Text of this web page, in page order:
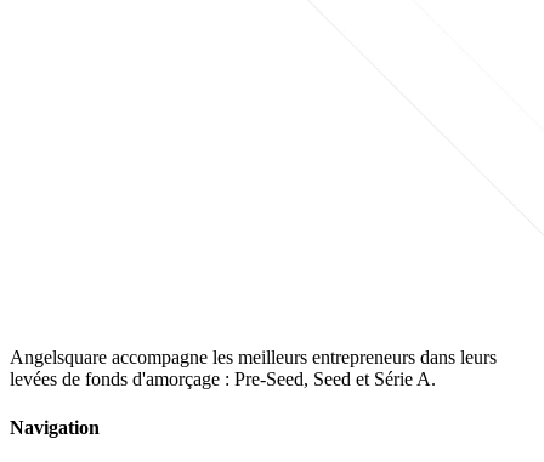
Angelsquare accompagne les meilleurs entrepreneurs dans leurs
levées de fonds d'amorçage : Pre-Seed, Seed et Série A.
Navigation